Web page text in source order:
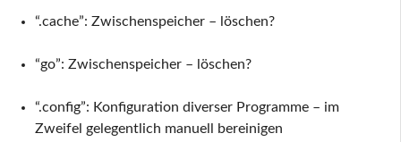
“.cache”: Zwischenspeicher – löschen?
“go”: Zwischenspeicher – löschen?
“.config”: Konfiguration diverser Programme – im
Zweifel gelegentlich manuell bereinigen